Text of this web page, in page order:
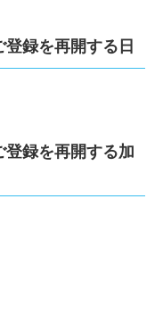
録を再開する日
録を再開する加